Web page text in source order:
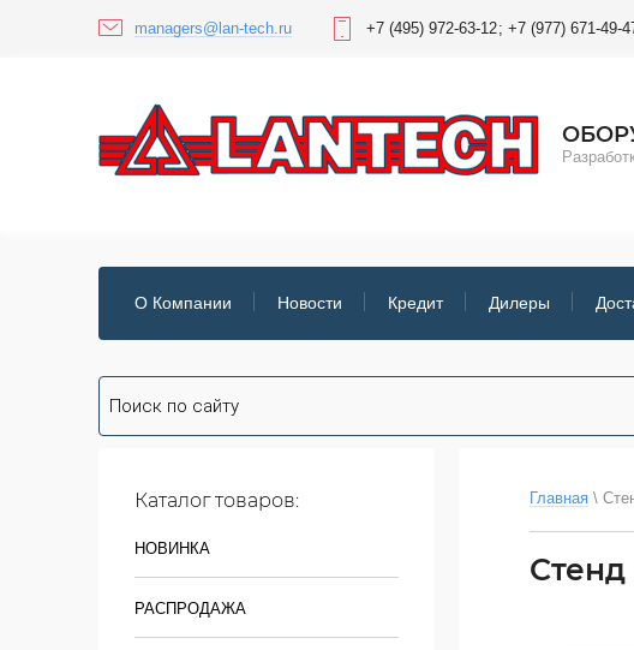
managers@lan-tech.ru +7 (495) 972-63-12 +7 (977) 671-49-
О Компании Новости Кредит Дилеры
Каталог товаров:
НОВИНКА
РАСПРОДАЖА
Главная \
Стенд